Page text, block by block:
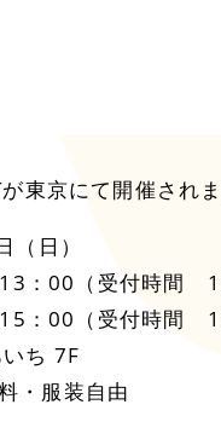
東京にて開催されま
日）
：00（受付時間
（受付時間
ち 7F
・服装自由